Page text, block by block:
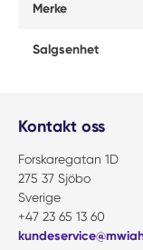
Merke
Salgsenhet
Kontakt oss
Forskaregatan 1D
275 37 Sjöbo
Sverige
+47 23 65 13 60